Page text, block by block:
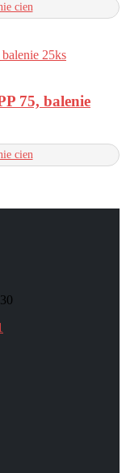
cien
75, balenie
cien